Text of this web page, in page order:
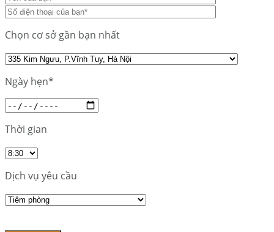
Chọn cơ sở gần bạn nhất
Ngày hẹn*
Thời gian
Dịch vụ yêu cầu